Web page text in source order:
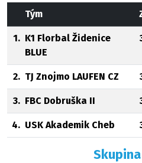
Tým
1. K1 Florbal Židenice
BLUE
2. TJ Znojmo LAUFEN CZ
3. FBC Dobruška II
4. USK Akademik Cheb
Skupina